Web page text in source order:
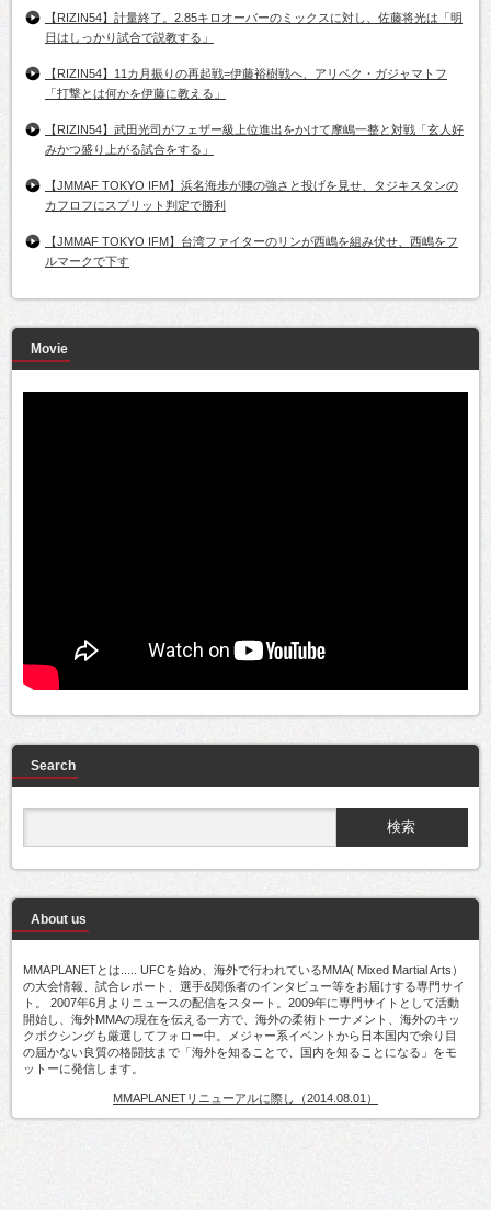
【RIZIN54】計量終了。2.85キロオーバーのミックスに対し、佐藤将光は「明
日はしっかり試合で説教する」
【RIZIN54】11カ月振りの再起戦=伊藤裕樹戦へ、アリベク・ガジャマトフ
「打撃とは何かを伊藤に教える」
【RIZIN54】武田光司がフェザー級上位進出をかけて摩嶋一整と対戦「玄人好
みかつ盛り上がる試合をする」
【JMMAF TOKYO IFM】浜名海歩が腰の強さと投げを見せ、タジキスタンの
カフロフにスプリット判定で勝利
【JMMAF TOKYO IFM】台湾ファイターのリンが西嶋を組み伏せ、西嶋をフ
ルマークで下す
Movie
Search
About us
MMAPLANETとは..... UFCを始め、海外で行われているMMA( Mixed Martial Arts）
の大会情報、試合レポート、選手&関係者のインタビュー等をお届けする専門サイ
ト。 2007年6月よりニュースの配信をスタート。2009年に専門サイトとして活動
開始し、海外MMAの現在を伝える一方で、海外の柔術トーナメント、海外のキッ
クボクシングも厳選してフォロー中。メジャー系イベントから日本国内で余り目
の届かない良質の格闘技まで「海外を知ることで、国内を知ることになる」をモ
ットーに発信します。
MMAPLANETリニューアルに際し（2014.08.01）